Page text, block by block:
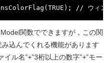
// ウィンド
関数でできますが，この関
込んでくれる機能があります
ル名”+”3桁以上の数字”+”モー